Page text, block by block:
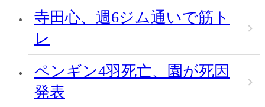
寺田心、週6ジム通いで筋ト
レ
ペンギン4羽死亡、園が死因
発表